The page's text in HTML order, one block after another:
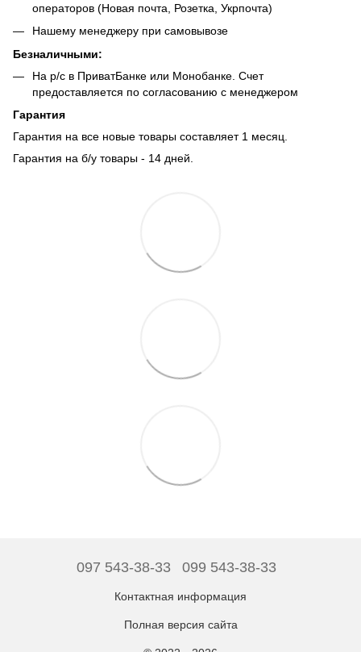
операторов (Новая почта, Розетка, Укрпочта)
Нашему менеджеру при самовывозе
Безналичными:
На р/с в ПриватБанке или Монобанке. Счет
предоставляется по согласованию с менеджером
Гарантия
Гарантия на все новые товары составляет 1 месяц.
Гарантия на б/у товары - 14 дней.
097 543-38-33 099 543-38-33
Контактная информация
Полная версия сайта